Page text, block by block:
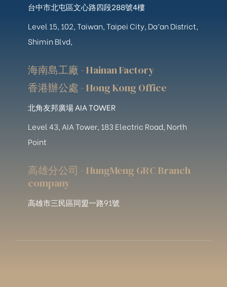
台中市北屯區文心路四段288號4樓
Level 15, 102, Taiwan, Taipei City, Da’an District,
Shimin Blvd,
海南島工廠 - Hainan Factory
香港辦公處 - Hong Kong Office
北角友邦廣場 AIA TOWER
Level 43, AIA Tower, 183 Electric Road, North
Point
高雄分公司 - HungMeng GRC Branch
company
高雄市三民區同盟一路91號